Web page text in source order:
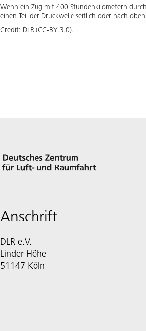
Wenn ein Zug mit 400 Stundenkilometern
einen Teil der Druckwelle seitlich oder nach
Credit: DLR (CC-BY 3.0).
Anschrift
DLR e.V.
Linder Höhe
51147 Köln